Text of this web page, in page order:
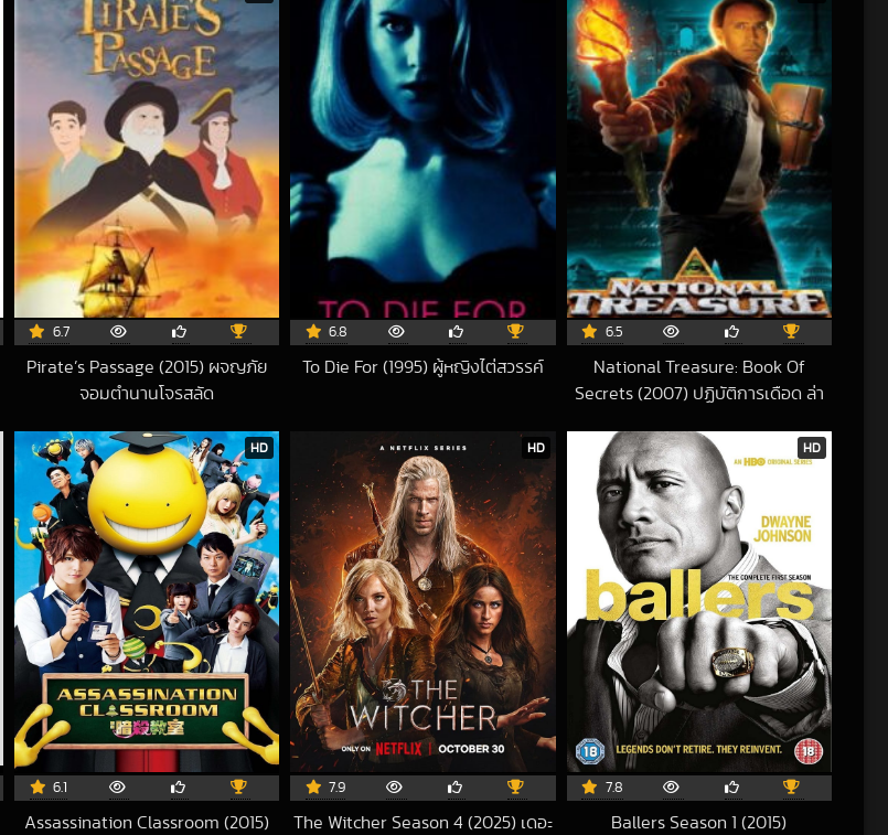
6.7
Pirate’s Passage (2015) ผจญภัย
จอมตำนานโจรสลัด
6.8
To Die For (1995) ผู้หญิงไต่สวรรค์
6.5
National Treasure: Book Of
Secrets (2007) ปฏิบัติการเดือด ล่า
2022-12-20 UTC
HD
6.1
Assassination Classroom (2015)
HD
7.9
The Witcher Season 4 (2025) เดอะ
HD
7.8
Ballers Season 1 (2015)